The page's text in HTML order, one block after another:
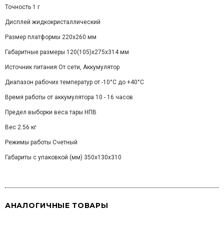
Точность 1 г
Дисплей жидкокристаллический
Размер платформы 220х260 мм
Габаритные размеры 120(105)х275х314 мм
Источник питания От сети, Аккумулятор
Диапазон рабочих температур от -10°С до +40°C
Время работы от аккумулятора 10 - 16 часов
Предел выборки веса тары НПВ
Вес 2.56 кг
Режимы работы Счетный
Габариты с упаковкой (мм) 350x130x310
АНАЛОГИЧНЫЕ ТОВАРЫ